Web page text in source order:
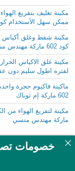
مكينة تغليف بتفريغ
ممكن سهل الأستخدام كود
مكينة شفط وغلق أكياس
كود 602 ماركة مهندس منسي
مكينة غلق الاكياس
لفتره اطول سليم دون عفن
ماكينة فاكيوم حجرة
602 ماركة إم توباك
ماركة مهندس منسي